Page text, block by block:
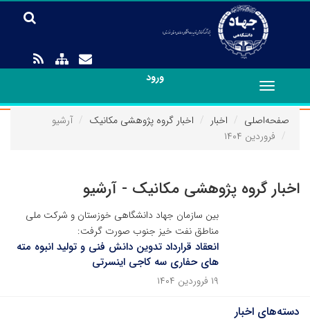
ورود
Toggle
navigation
صفحه‌اصلی
اخبار اخبار گروه پژوهشی مکانیک
آرشیو
فروردین ۱۴۰۴
اخبار گروه پژوهشی مکانیک - آرشیو
بین سازمان جهاد دانشگاهی خوزستان و شرکت ملی
مناطق نفت خیز جنوب صورت گرفت:
انعقاد قرارداد تدوین دانش فنی و تولید انبوه مته
های حفاری سه کاجی اینسرتی
۱۹ فروردین ۱۴۰۴
دسته‌های اخبار